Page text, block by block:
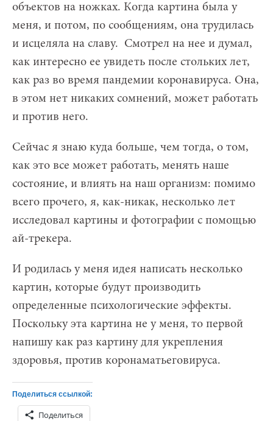
объектов на ножках. Когда картина была у
меня, и потом, по сообщениям, она трудилась
и исцеляла на славу. Смотрел на нее и думал,
как интересно ее увидеть после стольких лет,
как раз во время пандемии коронавируса. Она,
в этом нет никаких сомнений, может работать
и против него.
Сейчас я знаю куда больше, чем тогда, о том,
как это все может работать, менять наше
состояние, и влиять на наш организм: помимо
всего прочего, я, как-никак, несколько лет
исследовал картины и фотографии с помощью
ай-трекера.
И родилась у меня идея написать несколько
картин, которые будут производить
определенные психологические эффекты.
Поскольку эта картина не у меня, то первой
напишу как раз картину для укрепления
здоровья, против коронаматьеговируса.
Поделиться ссылкой:
Поделиться